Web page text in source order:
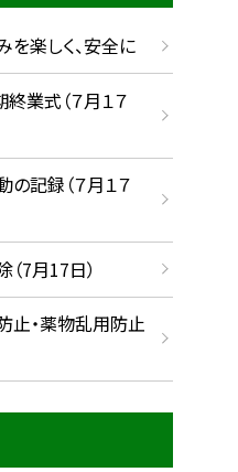
楽しく、安全に
業式（７月１７
記録（７月１７
7月17日）
止・薬物乱用防止